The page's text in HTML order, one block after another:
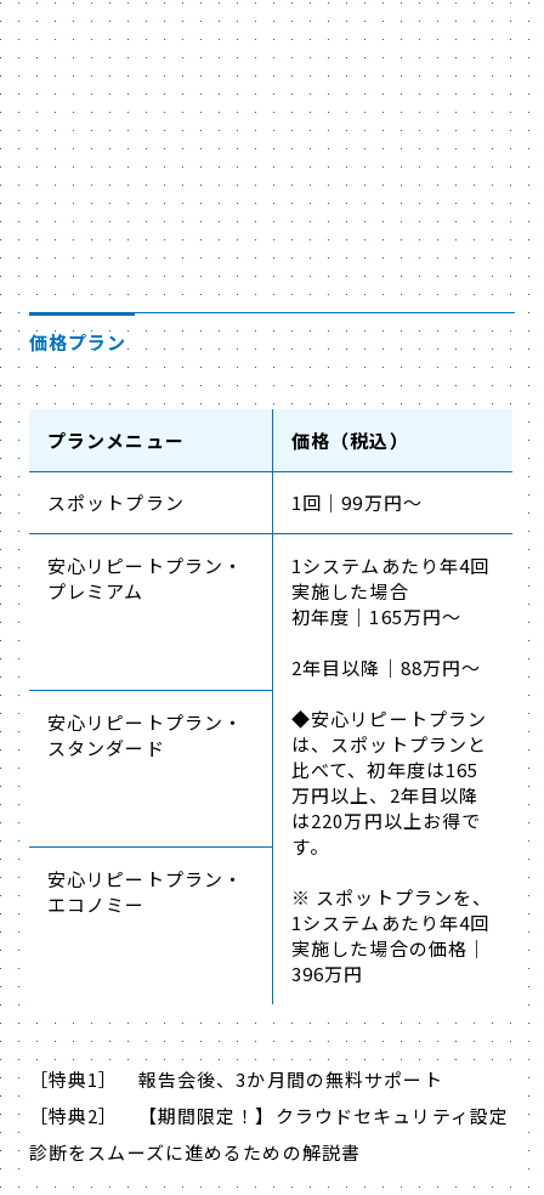
価格プラン
プランメニュー 価格（税込）
スポットプラン 1回｜99万円～
安心リピートプラン・
プレミアム
1システムあたり年4回
実施した場合
初年度｜165万円～
2年目以降｜88万円～
◆安心リピートプラン
は、スポットプランと
比べて、初年度は165
万円以上、2年目以降
は220万円以上お得で
す。
※ スポットプランを、
1システムあたり年4回
実施した場合の価格｜
396万円
安心リピートプラン・
スタンダード
安心リピートプラン・
エコノミー
［特典1］ 報告会後、3か月間の無料サポート
［特典2］ 【期間限定！】クラウドセキュリティ設定
診断をスムーズに進めるための解説書